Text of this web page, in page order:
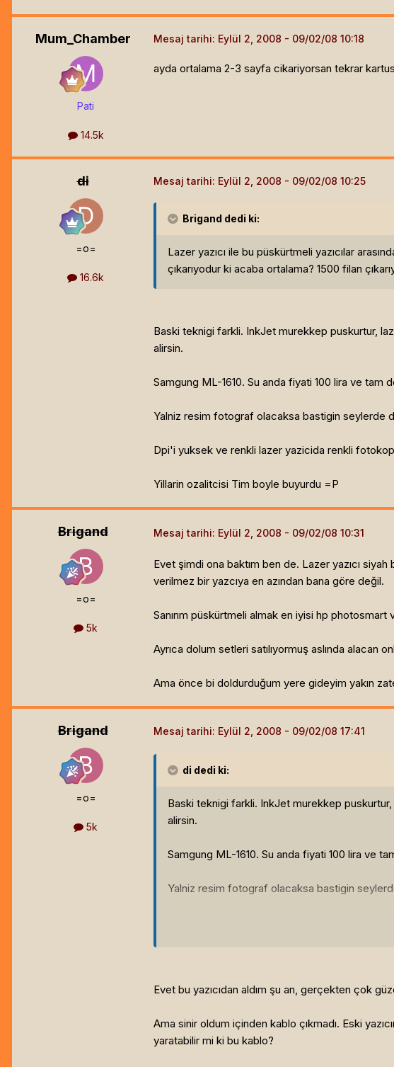
Mum_Chamber
Pati
14.5k
Mesaj tarihi: Eylül 2, 2008
ayda ortalama 2-3 sayfa cikariyorsan tekrar
di
=o=
16.6k
Mesaj tarihi: Eylül 2, 2008
Brigand dedi ki:
Lazer yazıcı ile bu püskürtmeli yazıcılar
çıkarıyodur ki acaba ortalama? 1500 filan
Baski teknigi farkli. InkJet murekkep puskurtur,
alirsin.
Samgung ML-1610. Su anda fiyati 100 lira ve
Yalniz resim fotograf olacaksa bastigin seylerde
Dpi'i yuksek ve renkli lazer yazicida renkli
Yillarin ozalitcisi Tim boyle buyurdu =P
Brigand
=o=
5k
Mesaj tarihi: Eylül 2, 2008
Evet şimdi ona baktım ben de. Lazer yazıcı
verilmez bir yazcıya en azından bana göre değil.
Sanırım püskürtmeli almak en iyisi hp photosmart
Ayrıca dolum setleri satılıyormuş aslında alacan
Ama önce bi doldurduğum yere gideyim yakın
Brigand
=o=
5k
Mesaj tarihi: Eylül 2, 2008
di dedi ki:
Baski teknigi farkli. InkJet murekkep
alirsin.
Samgung ML-1610. Su anda fiyati 100 lira ve
Yalniz resim fotograf olacaksa bastigin
Evet bu yazıcıdan aldım şu an, gerçekten çok
Ama sinir oldum içinden kablo çıkmadı. Eski
yaratabilir mi ki bu kablo?